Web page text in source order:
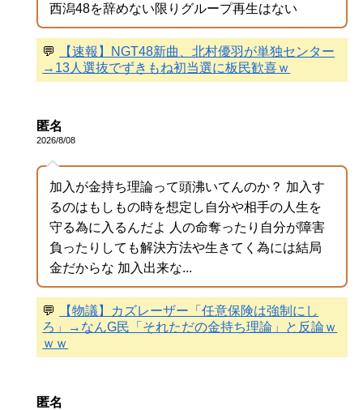
西潟48を辞めない限りグループ再生はない
💬
【速報】NGT48新曲、北村優羽が単独センター
→13人選抜でずきもね初当選に板民歓喜ｗ
匿名
2026/8/08
加入が金持ち理論って頭沸いてんのか？ 加入す
るのはもしもの時を想定し自分や相手の人生を
守る為に入るんだよ 人の命奪ったり自分が障害
負ったりしても解決方法や生きてく為には結局
金だからな 加入出来な...
💬
【物議】カズレーザー「任意保険は強制にし
ろ」→なんG民「それただの金持ち理論」と反論ｗ
ｗｗ
匿名